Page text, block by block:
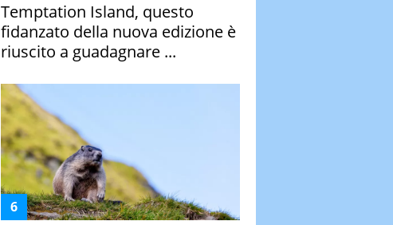
Temptation Island, questo
fidanzato della nuova edizione è
riuscito a guadagnare ...